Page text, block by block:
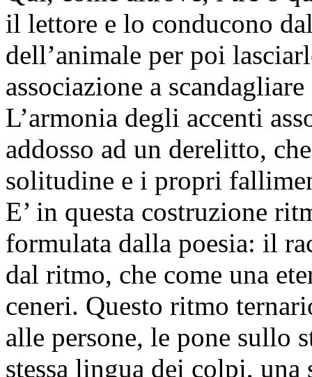
il lettore e lo conducono
dell’animale per poi
associazione a
L’armonia degli accenti
addosso ad un derelitto,
solitudine e i propri
E’ in questa costruzione
formulata dalla poesia: il
dal ritmo, che come una
ceneri. Questo ritmo
alle persone, le pone sullo
stessa lingua dei colpi,